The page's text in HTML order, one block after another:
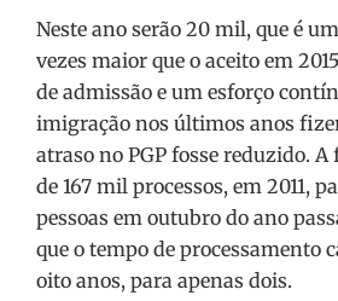
Neste ano serão 20 mil, que é
vezes maior que o aceito em
de admissão e um esforço
imigração nos últimos anos
atraso no PGP fosse reduzido.
de 167 mil processos, em 2011,
pessoas em outubro do ano
que o tempo de processamento
oito anos, para apenas dois.